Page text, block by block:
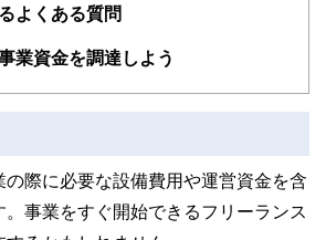
よくある質問
業資金を調達しよう
際に必要な設備費用や運営資金を含
事業をすぐ開始できるフリーランス